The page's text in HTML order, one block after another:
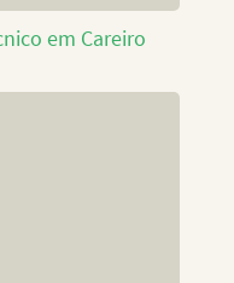
em Careiro